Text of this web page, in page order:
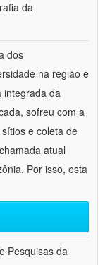
da
dos
na região e
integrada da
sofreu com a
e coleta de
atual
Por isso, esta
Pesquisas da